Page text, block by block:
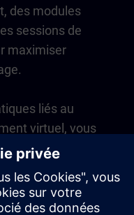
des modules
sessions de
maximiser
liés au
virtuel, vous
directement
au-delà du
d'un an à notre